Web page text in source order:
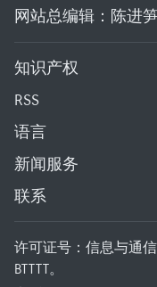
网站总编辑：陈进
知识产权
RSS
语言
新闻服务
联系
许可证号：信息与通信
BTTTT。